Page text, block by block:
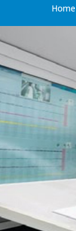
Home